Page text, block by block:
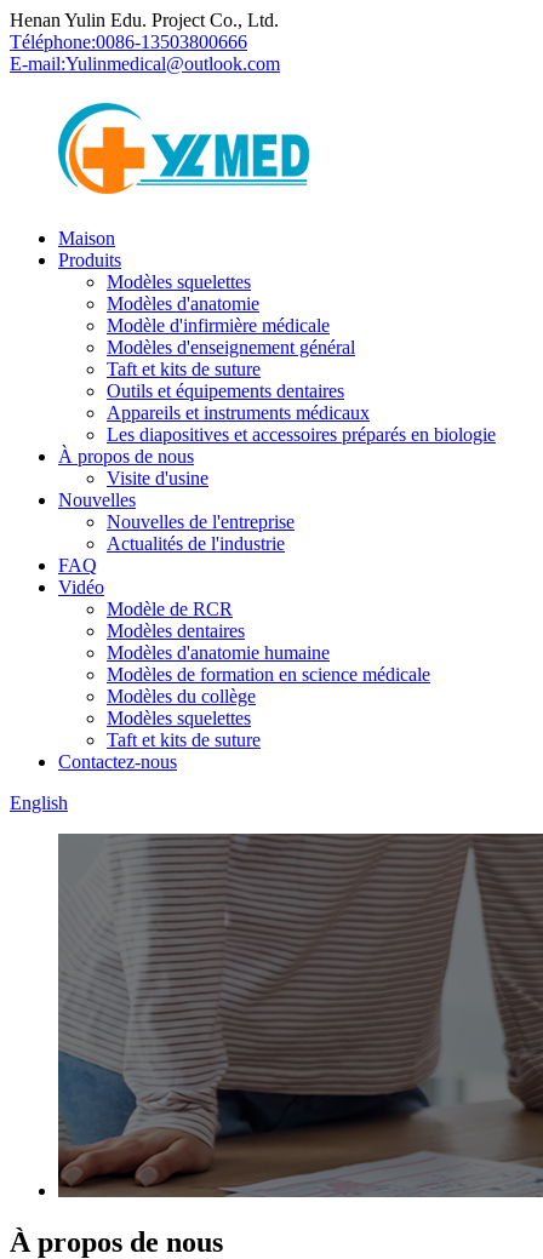
Henan Yulin Edu. Project Co., Ltd.
Téléphone:0086-13503800666
E-mail:Yulinmedical@outlook.com
Maison
Produits
Modèles squelettes
Modèles d'anatomie
Modèle d'infirmière médicale
Modèles d'enseignement général
Taft et kits de suture
Outils et équipements dentaires
Appareils et instruments médicaux
Les diapositives et accessoires préparés en biologie
À propos de nous
Visite d'usine
Nouvelles
Nouvelles de l'entreprise
Actualités de l'industrie
FAQ
Vidéo
Modèle de RCR
Modèles dentaires
Modèles d'anatomie humaine
Modèles de formation en science médicale
Modèles du collège
Modèles squelettes
Taft et kits de suture
Contactez-nous
English
À propos de nous